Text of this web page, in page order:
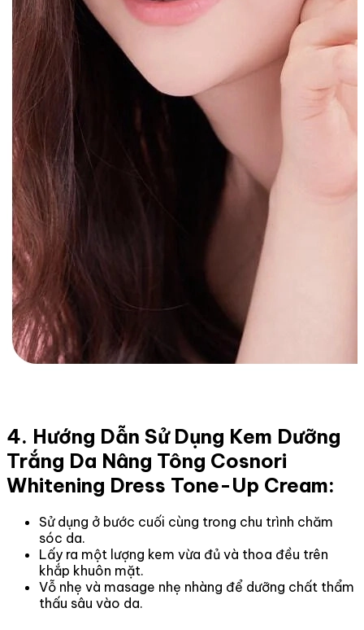
4. Hướng Dẫn Sử Dụng Kem Dưỡng
Trắng Da Nâng Tông Cosnori
Whitening Dress Tone-Up Cream:
Sử dụng ở bước cuối cùng trong chu trình chăm
sóc da.
Lấy ra một lượng kem vừa đủ và thoa đều trên
khắp khuôn mặt.
Vỗ nhẹ và masage nhẹ nhàng để dưỡng chất thẩm
thấu sâu vào da.